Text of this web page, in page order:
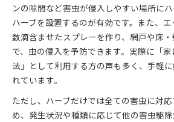
ンの隙間など害虫が侵入しやすい場所に
ハーブを設置するのが有効です。また、
数滴含ませたスプレーを作り、網戸や床
で、虫の侵入を予防できます。実際に「
法」として利用する方の声も多く、手軽
れています。
ただし、ハーブだけでは全ての害虫に対
め、発生状況や種類に応じて他の害虫駆